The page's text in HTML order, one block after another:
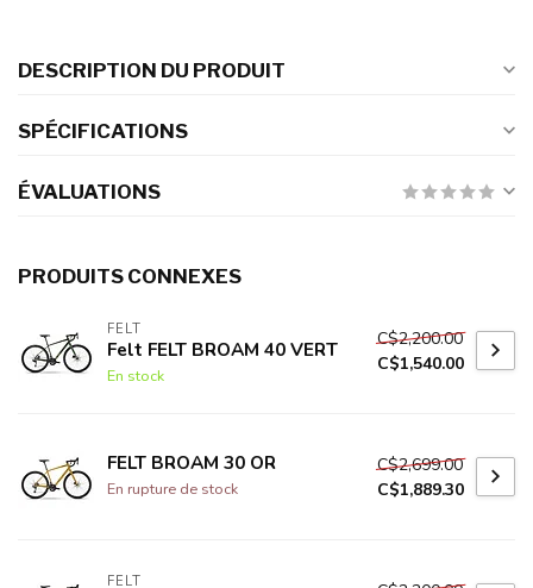
DESCRIPTION DU PRODUIT
SPÉCIFICATIONS
ÉVALUATIONS
PRODUITS CONNEXES
FELT
Felt FELT BROAM 40 VERT
En stock
C$2,200.00
C$1,540.00
FELT BROAM 30 OR
En rupture de stock
C$2,699.00
C$1,889.30
FELT